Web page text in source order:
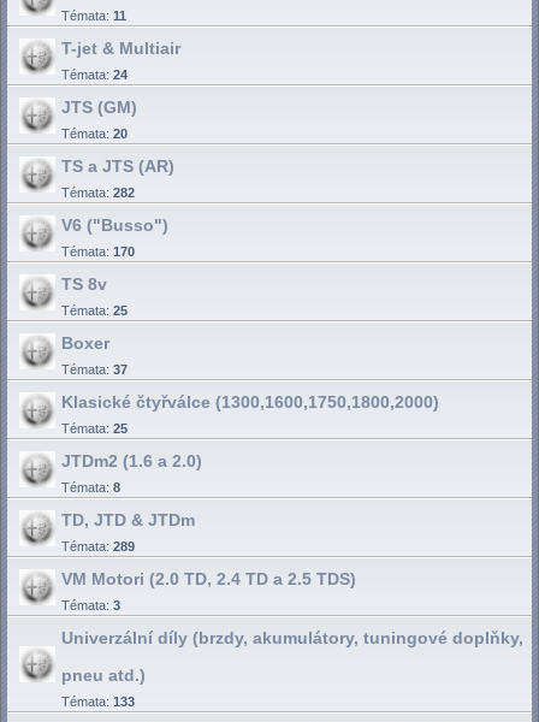
Témata: 11
T-jet & Multiair
Témata: 24
JTS (GM)
Témata: 20
TS a JTS (AR)
Témata: 282
V6 ("Busso")
Témata: 170
TS 8v
Témata: 25
Boxer
Témata: 37
Klasické čtyřválce (1300,1600,1750,1800,2000)
Témata: 25
JTDm2 (1.6 a 2.0)
Témata: 8
TD, JTD & JTDm
Témata: 289
VM Motori (2.0 TD, 2.4 TD a 2.5 TDS)
Témata: 3
Univerzální díly (brzdy, akumulátory, tuningové doplňky,
pneu atd.)
Témata: 133